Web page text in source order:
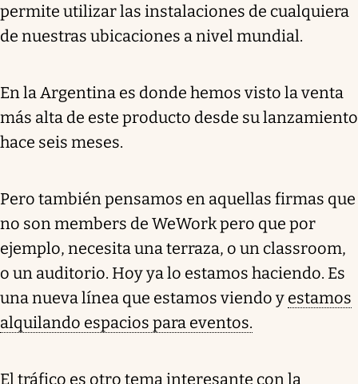
permite utilizar las instalaciones de cualquiera
de nuestras ubicaciones a nivel mundial.
En la Argentina es donde hemos visto la venta
más alta de este producto desde su lanzamiento
hace seis meses.
Pero también pensamos en aquellas firmas que
no son members de WeWork pero que por
ejemplo, necesita una terraza, o un classroom,
o un auditorio. Hoy ya lo estamos haciendo. Es
una nueva línea que estamos viendo y estamos
alquilando espacios para eventos.
El tráfico es otro tema interesante con la